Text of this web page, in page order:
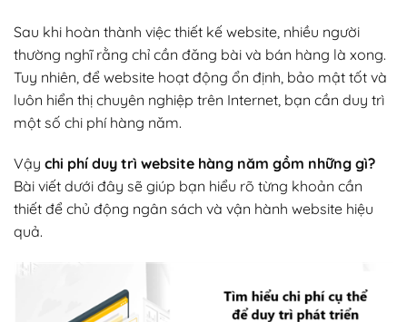
Sau khi hoàn thành việc thiết kế website, nhiều người
thường nghĩ rằng chỉ cần đăng bài và bán hàng là xong.
Tuy nhiên, để website hoạt động ổn định, bảo mật tốt và
luôn hiển thị chuyên nghiệp trên Internet, bạn cần duy trì
một số chi phí hàng năm.
Vậy chi phí duy trì website hàng năm gồm những gì?
Bài viết dưới đây sẽ giúp bạn hiểu rõ từng khoản cần
thiết để chủ động ngân sách và vận hành website hiệu
quả.